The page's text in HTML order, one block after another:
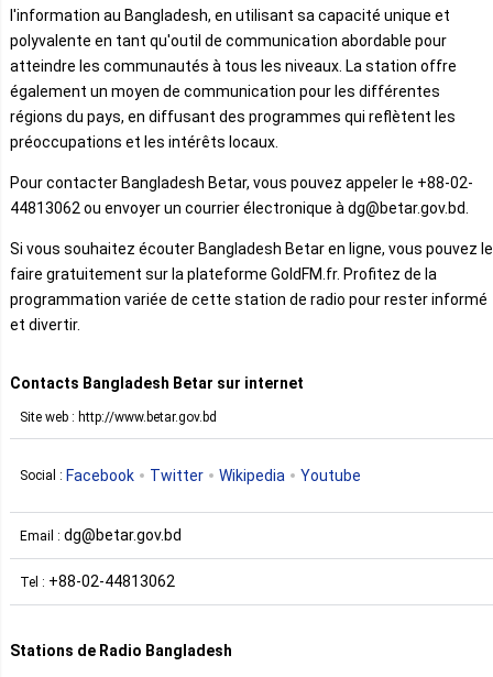
l'information au Bangladesh, en utilisant sa capacité unique et
polyvalente en tant qu'outil de communication abordable pour
atteindre les communautés à tous les niveaux. La station offre
également un moyen de communication pour les différentes
régions du pays, en diffusant des programmes qui reflètent les
préoccupations et les intérêts locaux.
Pour contacter Bangladesh Betar, vous pouvez appeler le +88-02-
44813062 ou envoyer un courrier électronique à dg@betar.gov.bd.
Si vous souhaitez écouter Bangladesh Betar en ligne, vous pouvez le
faire gratuitement sur la plateforme GoldFM.fr. Profitez de la
programmation variée de cette station de radio pour rester informé
et divertir.
Contacts Bangladesh Betar sur internet
Site web : http://www.betar.gov.bd
Social : Facebook Twitter Wikipedia Youtube
Email : dg@betar.gov.bd
Tel : +88-02-44813062
Stations de Radio Bangladesh